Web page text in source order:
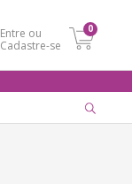
Entre ou
Cadastre-se
0